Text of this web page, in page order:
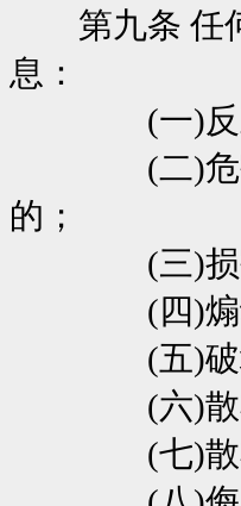
第九条 任何
息：
(一)反对宪
(二)危害国
的；
(三)损害
(四)煽动民
(五)破坏国
(六)散布谣
(七)散布淫